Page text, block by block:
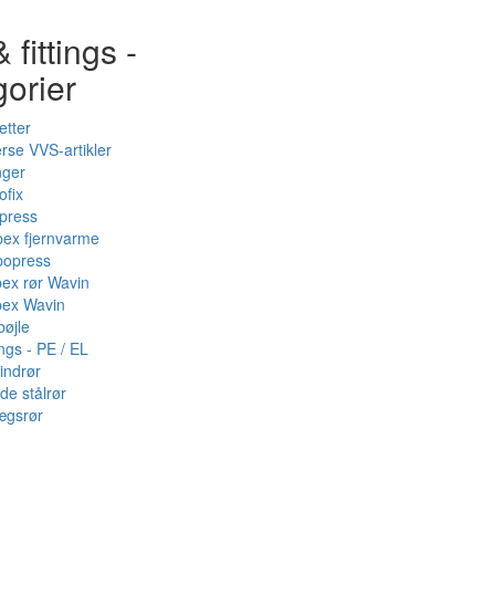
fittings -
VVS-artikler
fjernvarme
rør Wavin
Wavin
- PE / EL
stålrør